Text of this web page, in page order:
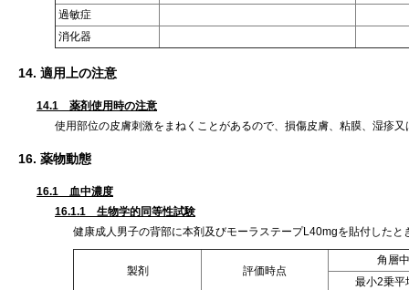
過敏症
消化器
14. 適用上の注意
14.1 薬剤使用時の注意
使用部位の皮膚刺激をまねくことがあるので、損傷皮膚、粘膜、湿疹
16. 薬物動態
16.1 血中濃度
16.1.1 生物学的同等性試験
健康成人男子の背部に本剤及びモーラステープL40mgを貼付した
製剤 評価時点
角層
最小2乗平